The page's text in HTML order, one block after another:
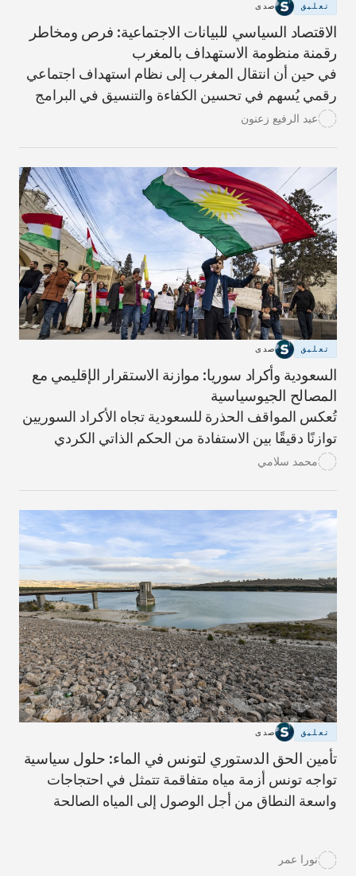
تعليق صدى
الاقتصاد السياسي للبيانات الاجتماعية: فرص ومخاطر
رقمنة منظومة الاستهداف بالمغرب
في حين أن انتقال المغرب إلى نظام استهداف اجتماعي
رقمي يُسهم في تحسين الكفاءة والتنسيق في البرامج
الاجتماعية، إلا أنه ينطوي على مخاطر الإقصاء ويُعزّز
الاستفادة من مزايا مثل التحويلات النقدية والتأمين
الصحي. ومع ذلك، تؤدي العيوب التقنية، والفجوة
الرقمية، والمعايير الصارمة في النظام الجديد إلى
استبعاد غير عادل للعديد من الأسر الأكثر احتياجاً
للمساعدة.
عبد الرفيع زعنون
تعليق صدى
السعودية وأكراد سوريا: موازنة الاستقرار الإقليمي مع
المصالح الجيوسياسية
تُعكس المواقف الحذرة للسعودية تجاه الأكراد السوريين
توازنًا دقيقًا بين الاستفادة من الحكم الذاتي الكردي
لمواجهة تأثير إيران وبين إدارة مخاطر زعزعة وحدة
الداخلية والخارجية المحتملة لدعم الحكم الذاتي الكردي.
محمد سلامي
تعليق صدى
تأمين الحق الدستوري لتونس في الماء: حلول سياسية
تواجه تونس أزمة مياه متفاقمة تتمثل في احتجاجات
واسعة النطاق من أجل الوصول إلى المياه الصالحة
تغير المناخ، والسياسات الزراعية. القديمة، واستهلاك
نورا عمر